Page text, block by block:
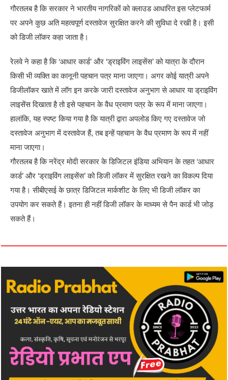
गौरतलब है कि सरकार ने भारतीय नागरिकों को क्लाउड आधारित इस प्लेटफार्म
पर अपने कुछ अति महत्वपूर्ण दस्तावेज सुरक्षित करने की सुविधा दे रखी है। इसी
को डिजी लॉकर कहा जाता है।
रेलवे ने कहा है कि ‘आधार कार्ड’ और ‘ड्राइविंग लाइसेंस’ को यात्रा के दौरान
किसी भी व्यक्ति का कानूनी पहचान पत्र माना जाएगा। अगर कोई यात्री अपने
डिजीलॉकर खाते में लॉग इन करके जारी दस्तावेज अनुभाग से आधार या ड्राइविंग
लाइसेंस दिखाता है तो इसे पहचान के वैध प्रमाण पत्र के रूप में माना जाएगा।
हालांकि, यह स्पष्ट किया गया है कि यात्री द्वारा अपलोड किए गए दस्तावेज जो
दस्तावेज अनुभाग में दस्तावेज हैं, तब इन्हें पहचान के वैध प्रमाण के रूप में नहीं
माना जाएगा।
गौरतलब है कि नरेंद्र मोदी सरकार के डिजिटल इंडिया अभियान के तहत ‘आधार
कार्ड’ और ‘ड्राइविंग लाइसेंस’ को डिजी लॉकर में सुरक्षित रखने का विकल्प दिया
गया है। सीबीएसई के छात्र डिजिटल मार्कशीट के लिए भी डिजी लॉकर का
उपयोग कर सकते हैं। इतना ही नहीं डिजी लॉकर के माध्यम से पैन कार्ड भी जोड़
सकते हैं।